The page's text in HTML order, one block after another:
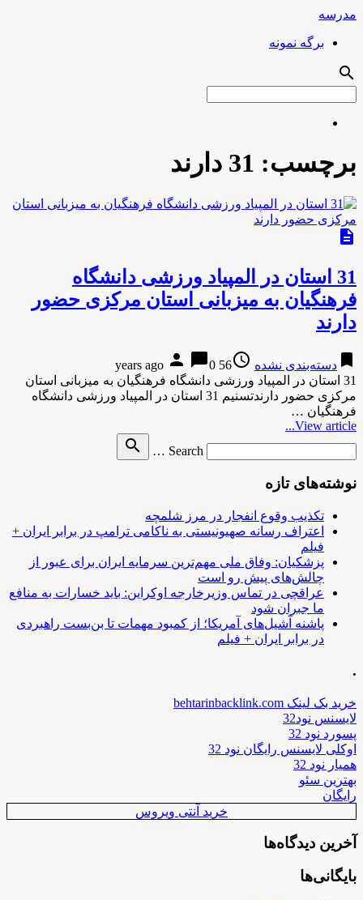
مدرسه
برگه نمونه
search
برچسب: 31 دارند
description
31 استان در المپیاد ورزشی دانشگاه
فرهنگیان به میزبانی استان مرکزی حضور
دارند
bookmark دسته‌بندی نشده access_time
56 years ago
person chat_bubble0
31 استان در المپیاد ورزشی دانشگاه فرهنگیان به میزبانی استان
مرکزی حضور دارندتسنیم 31 استان در المپیاد ورزشی دانشگاه
فرهنگیان …
View article...
Search …
search
نوشته‌های تازه
تکذیب وقوع انفجار در مرز شلمچه
اعتراف رسانه صهیونیستی به ناکامی ترامپ در برابر ایران +
فیلم
پزشکیان: وفاق ملی مهم‌ترین سرمایه ایران برای عبور از
چالش‌های پیش رو است
عراقچی در تماس وزیرخارجه اوکراین: باید خسارات به منافع
ما جبران شود
پاشنه آشیل‌های آمریکا؛ از کمبود مهمات تا بن‌بست راهبردی
در برابر ایران + فیلم
.
خرید بک لینک behtarinbacklink.com
لایسنس نود32
پسورد نود 32
اوکلی لایسنس رایگان نود 32
همیار نود 32
بهترین سئو
رایگان
خرید آنتی ویروس
آخرین دیدگاه‌ها
بایگانی‌ها